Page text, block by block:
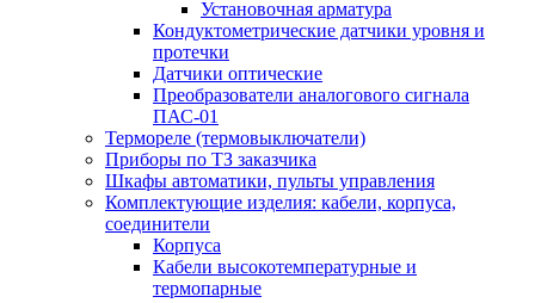
Установочная арматура
Кондуктометрические датчики уровня и
протечки
Датчики оптические
Преобразователи аналогового сигнала
ПАС-01
Термореле (термовыключатели)
Приборы по ТЗ заказчика
Шкафы автоматики, пульты управления
Комплектующие изделия: кабели, корпуса,
соединители
Корпуса
Кабели высокотемпературные и
термопарные